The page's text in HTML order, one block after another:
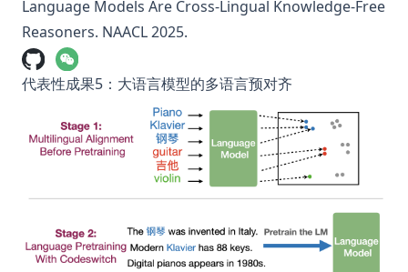
Language Models Are Cross-Lingual Knowledge-Free
Reasoners. NAACL 2025.
代表性成果5：大语言模型的多语言预对齐